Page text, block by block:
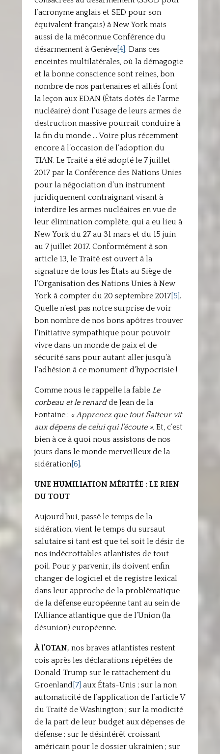
l’acronyme anglais et SED pour son
équivalent français) à New York mais
aussi de la méconnue Conférence du
désarmement à Genève[4]. Dans ces
enceintes multilatérales, où la démagogie
et la bonne conscience sont reines, bon
nombre de nos partenaires et alliés font
la leçon aux EDAN (États dotés de l’arme
nucléaire) dont l’usage de leurs armes de
destruction massive pourrait conduire à
la fin du monde … Voire plus récemment
encore à l’occasion de l’adoption du
TIAN. Le Traité a été adopté le 7 juillet
2017 par la Conférence des Nations Unies
pour la négociation d’un instrument
juridiquement contraignant visant à
interdire les armes nucléaires en vue de
leur élimination complète, qui a eu lieu à
New York du 27 au 31 mars et du 15 juin
au 7 juillet 2017. Conformément à son
article 13, le Traité est ouvert à la
signature de tous les États au Siège de
l’Organisation des Nations Unies à New
York à compter du 20 septembre 2017[5].
Quelle n’est pas notre surprise de voir
bon nombre de nos bons apôtres trouver
l’initiative sympathique pour pouvoir
vivre dans un monde de paix et de
sécurité sans pour autant aller jusqu’à
l’adhésion à ce monument d’hypocrisie !
Comme nous le rappelle la fable Le
corbeau et le renardde Jean de la
Fontaine : « Apprenez que tout flatteur vit
aux dépens de celui qui l’écoute ».Et, c’est
bien à ce à quoi nous assistons de nos
jours dans le monde merveilleux de la
sidération[6].
UNE HUMILIATION MÉRITÉE : LE RIEN
DU TOUT
Aujourd’hui, passé le temps de la
sidération, vient le temps du sursaut
salutaire si tant est que tel soit le désir de
nos indécrottables atlantistes de tout
poil. Pour y parvenir, ils doivent enfin
changer de logiciel et de registre lexical
dans leur approche de la problématique
de la défense européenne tant au sein de
l’Alliance atlantique que de l’Union (la
désunion) européenne.
À l’OTAN, nos braves atlantistes restent
cois après les déclarations répétées de
Donald Trump sur le rattachement du
Groenland [7] aux États-Unis ; sur la non
automaticité de l’application de l’article V
du Traité de Washington ; sur la modicité
de la part de leur budget aux dépenses de
défense ; sur le désintérêt croissant
américain pour le dossier ukrainien ; sur